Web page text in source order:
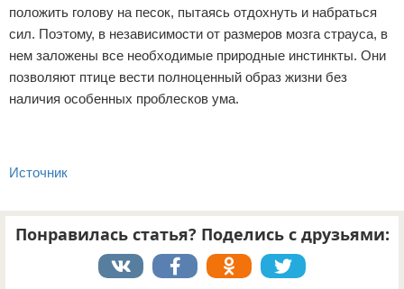
положить голову на песок, пытаясь отдохнуть и набраться
сил. Поэтому, в независимости от размеров мозга страуса, в
нем заложены все необходимые природные инстинкты. Они
позволяют птице вести полноценный образ жизни без
наличия особенных проблесков ума.
Источник
Понравилась статья? Поделись с друзьями: